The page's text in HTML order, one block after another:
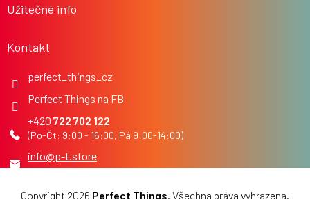
Užitečné info
Kontakt
info@p-t.store
722 702 122
Perfect Things na FB
perfect_things_cz
Copyright 2026 Perfect Things. Všechna práva vyhrazena.